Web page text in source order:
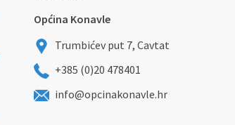
Općina Konavle
Trumbićev put 7, Cavtat
+385 (0)20 478401
info@opcinakonavle.hr